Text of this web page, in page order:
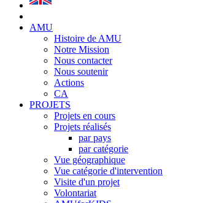
AMU
Histoire de AMU
Notre Mission
Nous contacter
Nous soutenir
Actions
CA
PROJETS
Projets en cours
Projets réalisés
par pays
par catégorie
Vue géographique
Vue catégorie d'intervention
Visite d'un projet
Volontariat